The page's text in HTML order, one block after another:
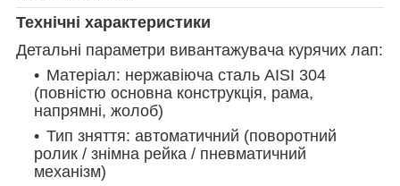
Технічні характеристики
Детальні параметри вивантажувача курячих лап:
Матеріал: нержавіюча сталь AISI 304
(повністю основна конструкція, рама,
напрямні, жолоб)
Тип зняття: автоматичний (поворотний
ролик / знімна рейка / пневматичний
механізм)